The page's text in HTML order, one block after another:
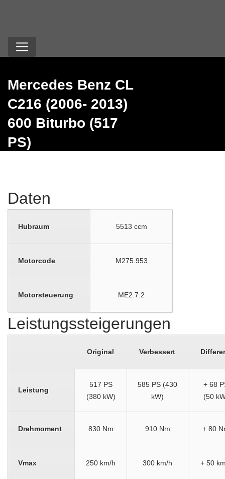
Mercedes Benz CL
C216 (2006- 2013)
600 Biturbo (517
PS)
Daten
Hubraum 5513 ccm
Motorcode M275.953
Motorsteuerung ME2.7.2
Leistungssteigerungen
Original Verbessert
Leistung
517 PS
(380 kW)
585 PS (430
kW)
+ 68
(50
Drehmoment 830 Nm 910 Nm + 80
Vmax 250 km/h 300 km/h + 50